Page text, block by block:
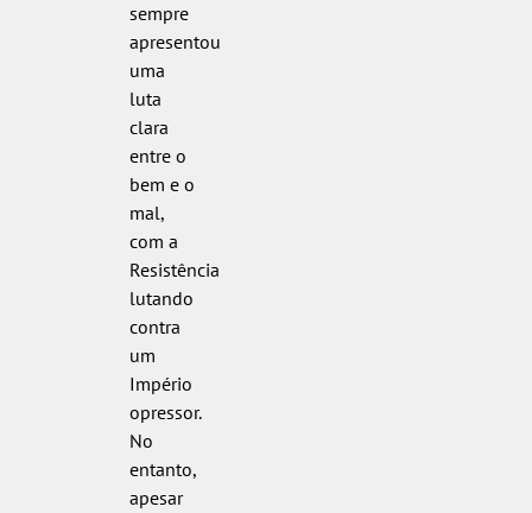
sempre
apresentou
uma
luta
clara
entre o
bem e o
mal,
com a
Resistência
lutando
contra
um
Império
opressor.
No
entanto,
apesar